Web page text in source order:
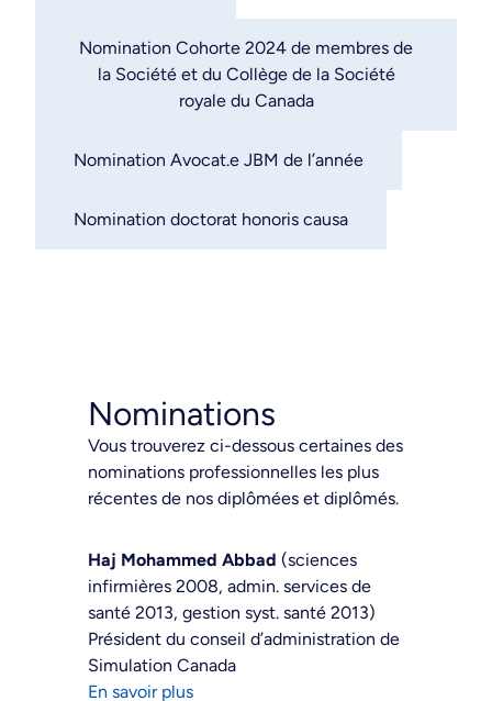
Nomination Cohorte 2024 de membres de
la Société et du Collège de la Société
royale du Canada
Nomination Avocat.e JBM de l’année
Nomination doctorat honoris causa
Nominations
Vous trouverez ci-dessous certaines des
nominations professionnelles les plus
récentes de nos diplômées et diplômés.
Haj Mohammed Abbad (sciences
infirmières 2008, admin. services de
santé 2013, gestion syst. santé 2013)
Président du conseil d’administration de
Simulation Canada
En savoir plus